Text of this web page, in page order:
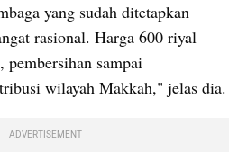
yang sudah ditetapkan
rasional. Harga 600 riyal
pembersihan sampai
wilayah Makkah," jelas dia.
ADVERTISEMENT